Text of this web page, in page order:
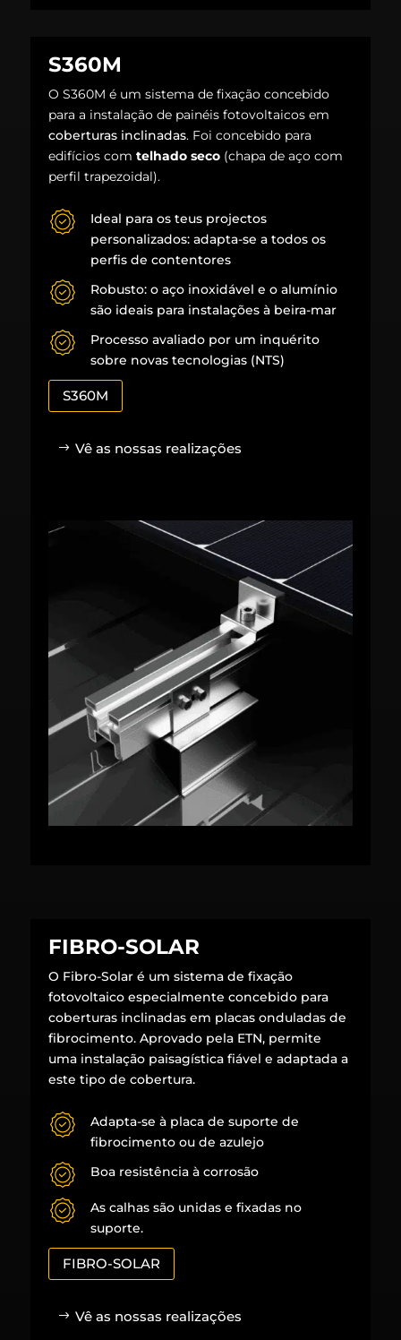
S360M
O S360M é um sistema de fixação concebido
para a instalação de painéis fotovoltaicos em
coberturas inclinadas. Foi concebido para
edifícios com telhado seco(chapa de aço com
perfil trapezoidal).
Ideal para os teus projectos
personalizados: adapta-se a todos os
perfis de contentores
Robusto: o aço inoxidável e o alumínio
são ideais para instalações à beira-mar
Processo avaliado por um inquérito
sobre novas tecnologias (NTS)
S360M
Vê as nossas realizações
FIBRO-SOLAR
O Fibro-Solar é um sistema de fixação
fotovoltaico especialmente concebido para
coberturas inclinadas em placas onduladas de
fibrocimento. Aprovado pela ETN, permite
uma instalação paisagística fiável e adaptada a
este tipo de cobertura.
Adapta-se à placa de suporte de
fibrocimento ou de azulejo
Boa resistência à corrosão
As calhas são unidas e fixadas no
suporte.
FIBRO-SOLAR
Vê as nossas realizações